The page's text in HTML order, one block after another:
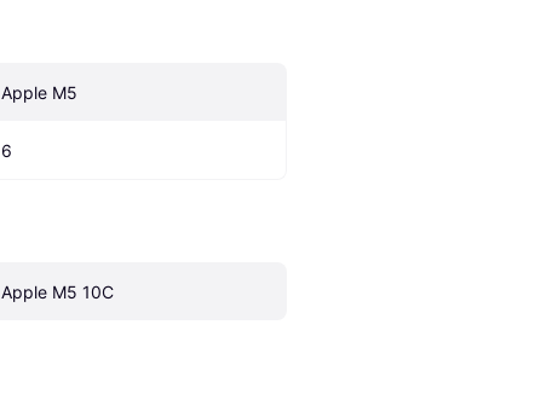
Apple M5
6
Apple M5 10C